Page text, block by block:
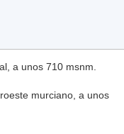
a unos 710 msnm.
murciano, a unos